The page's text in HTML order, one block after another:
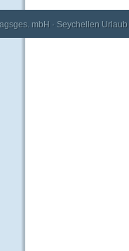
mbH · Seychellen Urlaub